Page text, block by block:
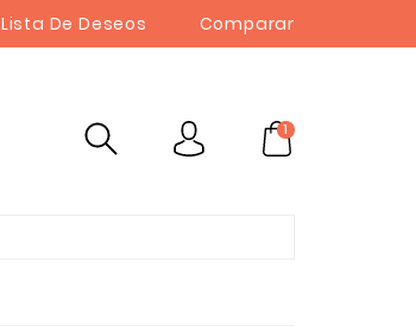
Lista De Deseos Comparar
1